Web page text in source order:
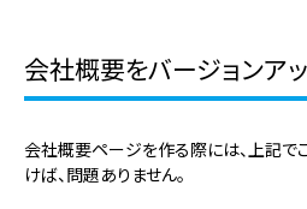
会社概要をバージョンア
会社概要ページを作る際には、上記で
けば、問題ありません。